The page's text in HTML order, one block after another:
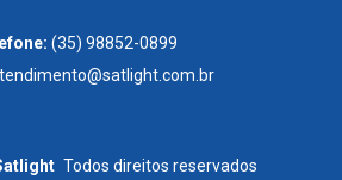
(35) 98852-0899
Todos direitos reservados